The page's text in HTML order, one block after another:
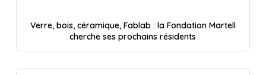
Verre, bois, céramique, Fablab : la Fondation Martell
cherche ses prochains résidents